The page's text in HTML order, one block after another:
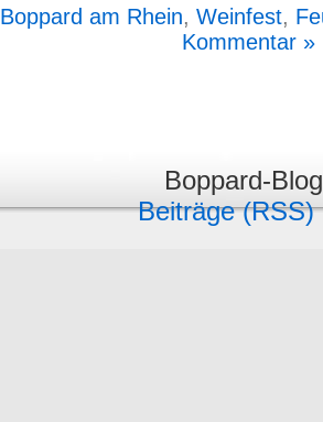
Boppard am Rhein, Weinfest,
Kommentar »
Boppard-
Beiträge (RSS)